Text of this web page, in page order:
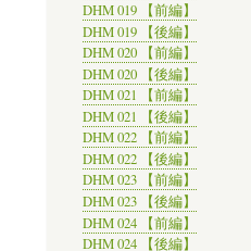
DHM 019 【前編】
DHM 019 【後編】
DHM 020 【前編】
DHM 020 【後編】
DHM 021 【前編】
DHM 021 【後編】
DHM 022 【前編】
DHM 022 【後編】
DHM 023 【前編】
DHM 023 【後編】
DHM 024 【前編】
DHM 024 【後編】